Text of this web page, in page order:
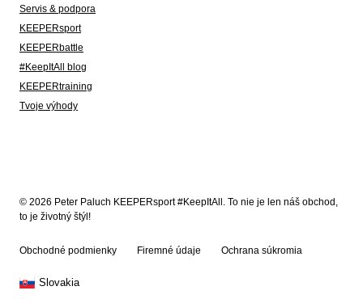
Servis & podpora
KEEPERsport
KEEPERbattle
#KeepItAll blog
KEEPERtraining
Tvoje výhody
© 2026 Peter Paluch KEEPERsport #KeepItAll. To nie je len náš obchod,
to je životný štýl!
Obchodné podmienky Firemné údaje Ochrana súkromia
Slovakia